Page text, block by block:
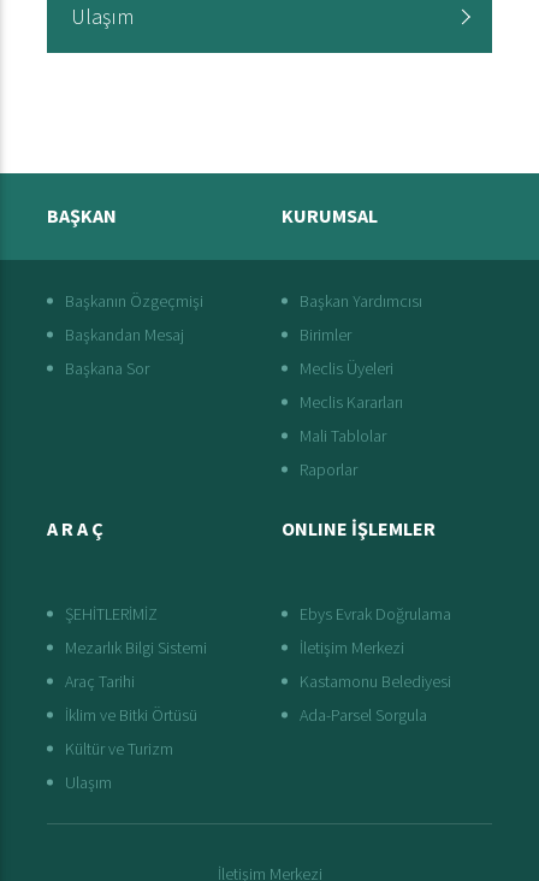
Ulaşım
BAŞKAN
Başkanın Özgeçmişi
Başkandan Mesaj
Başkana Sor
KURUMSAL
Başkan Yardımcısı
Birimler
Meclis Üyeleri
Meclis Kararları
Mali Tablolar
Raporlar
A R A Ç
ŞEHİTLERİMİZ
Mezarlık Bilgi Sistemi
Araç Tarihi
İklim ve Bitki Örtüsü
Kültür ve Turizm
Ulaşım
ONLINE İŞLEMLER
Ebys Evrak Doğrulama
İletişim Merkezi
Kastamonu Belediyesi
Ada-Parsel Sorgula
İletişim Merkezi